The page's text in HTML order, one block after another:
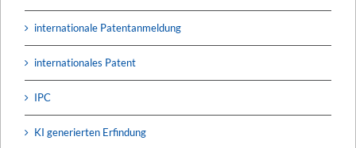
internationale Patentanmeldung
internationales Patent
IPC
KI generierten Erfindung